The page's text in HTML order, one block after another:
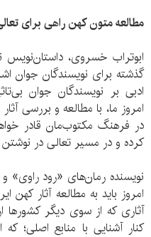
مطالعه متون کهن راهی برای
ابوتراب خسروی، داستان‌نویس
گذشته برای نویسندگان جوان
ادبی بر نویسندگان جوان
امروز ما، با مطالعه و بررسی
در فرهنگ مکتوب‌مان قادر
کرده و در مسیر تعالی در نوشتن
نویسنده رمان‌های «رود راوی»
امروز باید به مطالعه آثار
آثاری که از سوی دیگر کشورها
کنار آشنایی با منابع اصلی؛